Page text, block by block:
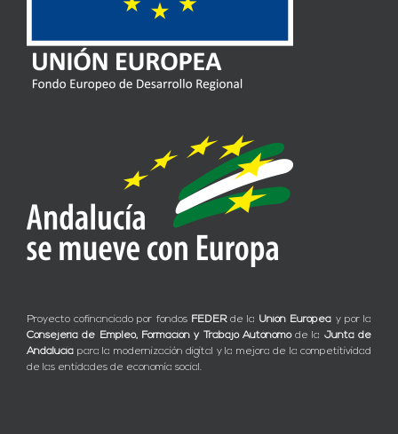
Proyecto cofinanciado por fondos FEDERde la Unión Europea y por la
Consejería de Empleo, Formación y Trabajo Autónomode la Junta de
Andalucía para la modernización digital y la mejora de la competitividad
de las entidades de economía social.